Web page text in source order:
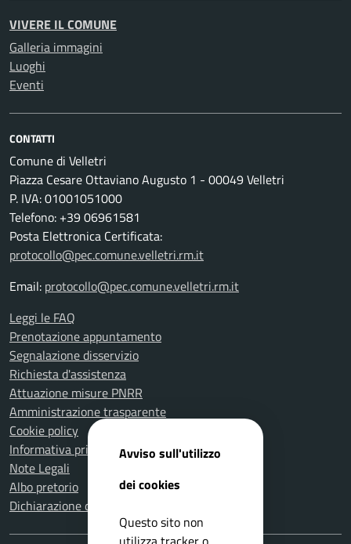
VIVERE IL COMUNE
Galleria immagini
Luoghi
Eventi
CONTATTI
Comune di Velletri
Piazza Cesare Ottaviano Augusto 1 - 00049 Velletri
P. IVA: 01001051000
Telefono: +39 06961581
Posta Elettronica Certificata:
protocollo@pec.comune.velletri.rm.it
Email: protocollo@pec.comune.velletri.rm.it
Leggi le FAQ
Prenotazione appuntamento
Segnalazione disservizio
Richiesta d'assistenza
Attuazione misure PNRR
Amministrazione trasparente
Cookie policy
Informativa privacy
Note Legali
Albo pretorio
Dichiarazione di accessibilità
Avviso sull'utilizzo
dei cookies
Questo sito non